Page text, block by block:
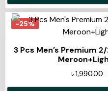
-25%
3 Pcs Men’s Premium
৳1,990.00